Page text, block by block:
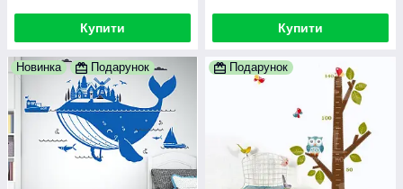
Купити Купити
Новинка Подарунок Подарунок